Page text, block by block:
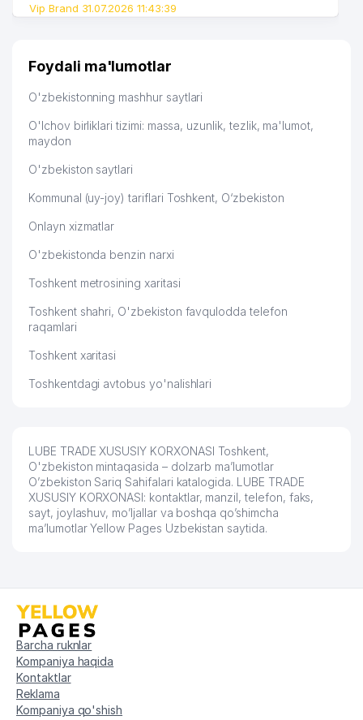
Vip Brand 31.07.2026 11:43:39
Foydali ma'lumotlar
O'zbekistonning mashhur saytlari
O'lchov birliklari tizimi: massa, uzunlik, tezlik, ma'lumot,
maydon
O'zbekiston saytlari
Kommunal (uy-joy) tariflari Toshkent, O‘zbekiston
Onlayn xizmatlar
O'zbekistonda benzin narxi
Toshkent metrosining xaritasi
Toshkent shahri, O'zbekiston favqulodda telefon
raqamlari
Toshkent xaritasi
Toshkentdagi avtobus yo'nalishlari
LUBE TRADE XUSUSIY KORXONASI Toshkent,
O'zbekiston mintaqasida – dolzarb ma’lumotlar
O’zbekiston Sariq Sahifalari katalogida. LUBE TRADE
XUSUSIY KORXONASI: kontaktlar, manzil, telefon, faks,
sayt, joylashuv, mo’ljallar va boshqa qo’shimcha
ma’lumotlar Yellow Pages Uzbekistan saytida.
Barcha ruknlar
Kompaniya haqida
Kontaktlar
Reklama
Kompaniya qo'shish